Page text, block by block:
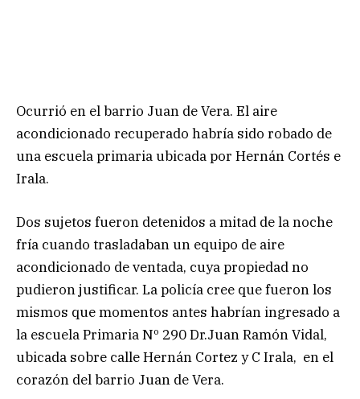
Ocurrió en el barrio Juan de Vera. El aire
acondicionado recuperado habría sido robado de
una escuela primaria ubicada por Hernán Cortés e
Irala.
Dos sujetos fueron detenidos a mitad de la noche
fría cuando trasladaban un equipo de aire
acondicionado de ventada, cuya propiedad no
pudieron justificar. La policía cree que fueron los
mismos que momentos antes habrían ingresado a
la escuela Primaria Nº 290 Dr.Juan Ramón Vidal,
ubicada sobre calle Hernán Cortez y C Irala, en el
corazón del barrio Juan de Vera.